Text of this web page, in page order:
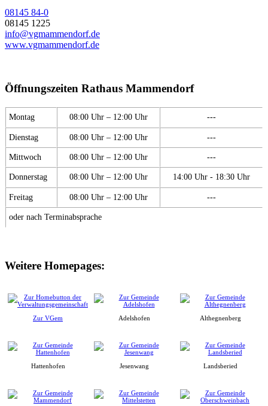
08145 84-0
08145 1225
info@vgmammendorf.de
www.vgmammendorf.de
Öffnungszeiten Rathaus Mammendorf
Montag 08:00 Uhr – 12:00 Uhr ---
Dienstag 08:00 Uhr – 12:00 Uhr ---
Mittwoch 08:00 Uhr – 12:00 Uhr ---
Donnerstag 08:00 Uhr – 12:00 Uhr 14:00 Uhr - 18:30 Uhr
Freitag 08:00 Uhr – 12:00 Uhr ---
oder nach Terminabsprache
Weitere Homepages:
Zur VGem Adelshofen Althegnenberg
Hattenhofen Jesenwang Landsberied